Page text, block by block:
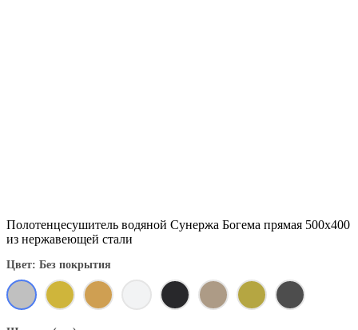
Полотенцесушитель водяной Сунержа Богема прямая 500x400
из нержавеющей стали
Цвет: Без покрытия